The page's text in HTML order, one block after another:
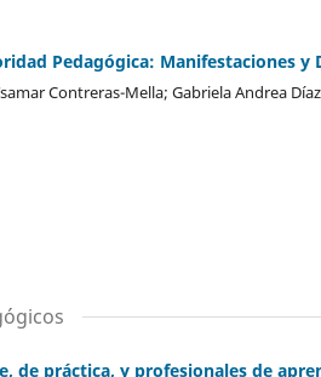
Pedagógica: Manifestaciones y
Contreras-Mella; Gabriela Andrea
de práctica, y profesionales de